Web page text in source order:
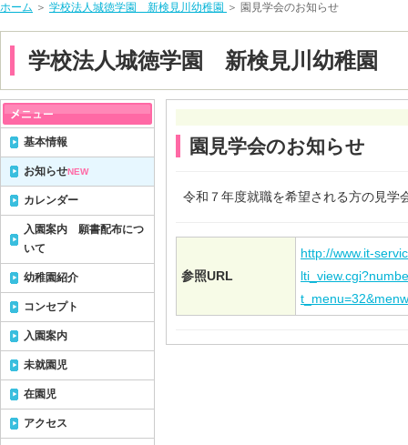
ホーム ＞ 学校法人城徳学園 新検見川幼稚園 ＞ 園見学会のお知らせ
学校法人城徳学園 新検見川幼稚園
園見学会のお知らせ
令和７年度就職を希望される方の見学
参照URL
http://www.it-
基本情報
お知らせNEW
カレンダー
入園案内 願書配布につ
いて
幼稚園紹介
コンセプト
入園案内
未就園児
在園児
アクセス